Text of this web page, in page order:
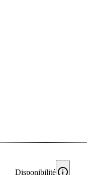
Disponibilité